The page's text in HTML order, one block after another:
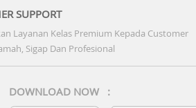
SUPPORT
Layanan Kelas Premium Kepada Customer
Sigap Dan Profesional
DOWNLOAD NOW :